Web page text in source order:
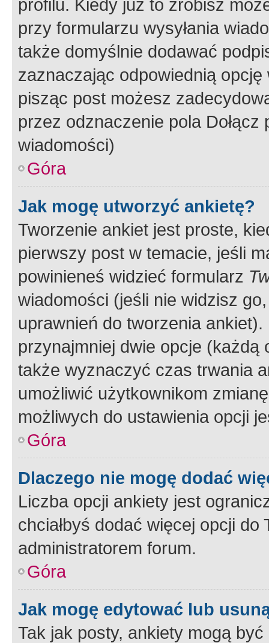
profilu. Kiedy już to zrobisz
przy formularzu wysyłania
także domyślnie dodawać
zaznaczając odpowiednią
pisząc post możesz
przez odznaczenie pola
wiadomości)
Góra
Jak mogę utworzyć ankietę?
Tworzenie ankiet jest proste,
pierwszy post w temacie, jeśli
powinieneś widzieć formularz
wiadomości (jeśli nie widzisz
uprawnień do tworzenia
przynajmniej dwie opcje
także wyznaczyć czas trwania
umożliwić użytkownikom
możliwych do ustawienia opcji
Góra
Dlaczego nie mogę dodać
Liczba opcji ankiety jest
chciałbyś dodać więcej opcji
administratorem forum.
Góra
Jak mogę edytować lub
Tak jak posty, ankiety mogą